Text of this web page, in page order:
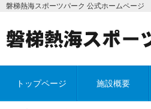
磐梯熱海スポーツパーク 公式ホームページ
トップページ 施設概要